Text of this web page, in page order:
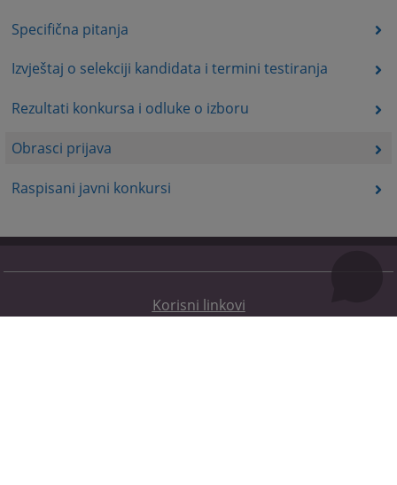
Specifična pitanja
Izvještaj o selekciji kandidata i termini testiranja
Rezultati konkursa i odluke o izboru
Obrasci prijava
Raspisani javni konkursi
Korisni linkovi